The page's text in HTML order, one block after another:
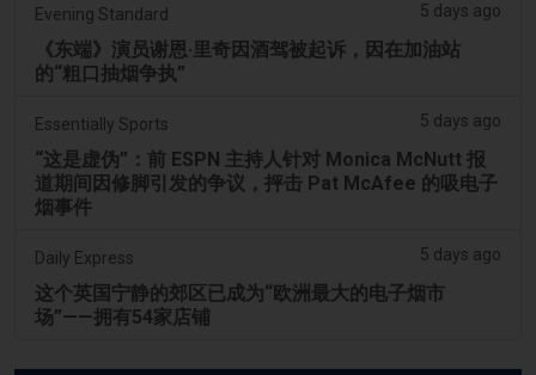
Evening Standard 5 days ago
《东端》演员谢恩·里奇因酒驾被起诉，因在加油站
的“粗口抽烟争执”
Essentially Sports 5 days ago
“这是虚伪”：前 ESPN 主持人针对 Monica McNutt 报
道期间因修脚引发的争议，抨击 Pat McAfee 的吸电子
烟事件
Daily Express 5 days ago
这个英国宁静的郊区已成为“欧洲最大的电子烟市
场”——拥有54家店铺